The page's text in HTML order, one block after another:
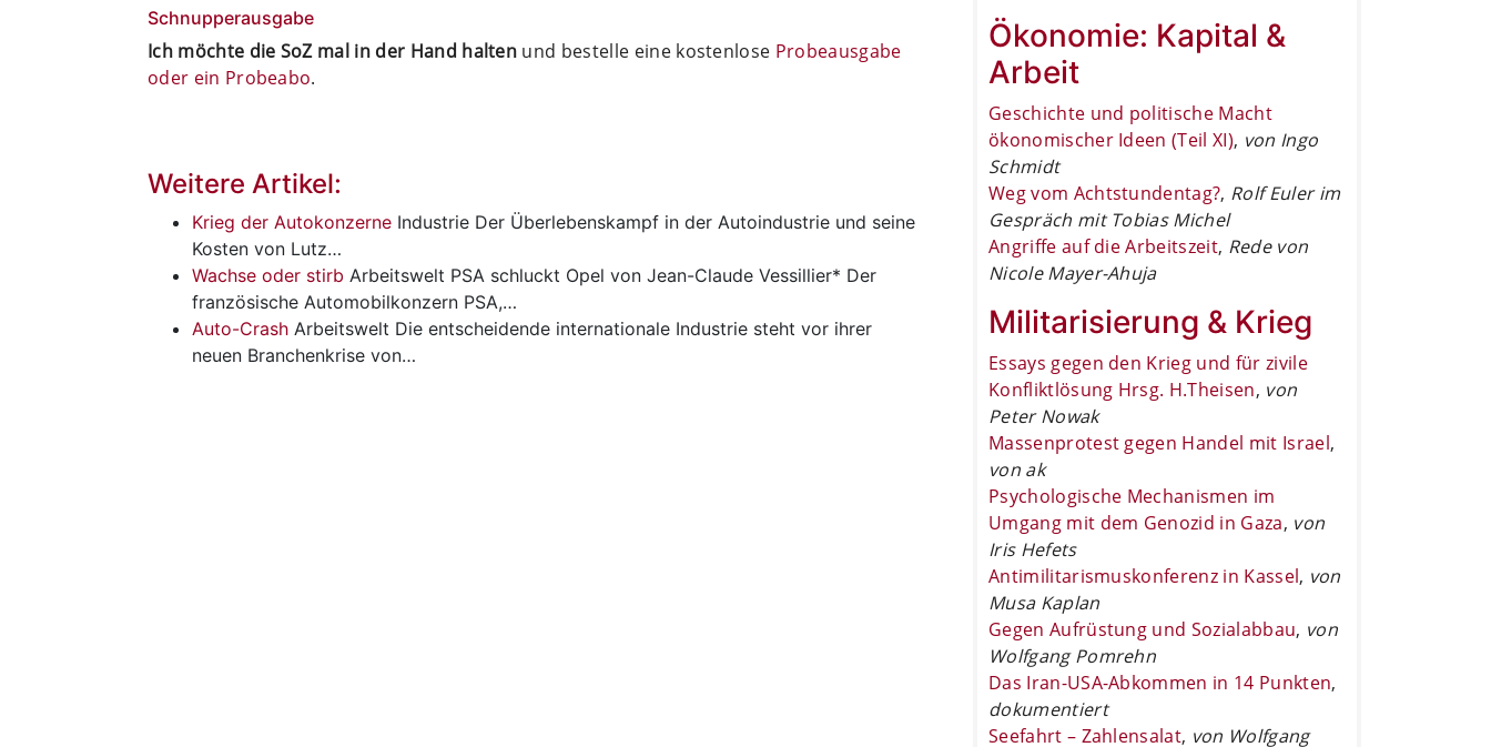
Schnupperausgabe
Ich möchte die SoZ mal in der Hand halten und bestelle eine kostenlose Probeausgabe
oder ein Probeabo.
Weitere Artikel:
Krieg der Autokonzerne Industrie Der Überlebenskampf in der Autoindustrie und seine
Kosten von Lutz…
Wachse oder stirb Arbeitswelt PSA schluckt Opel von Jean-Claude Vessillier* Der
französische Automobilkonzern PSA,…
Auto-Crash Arbeitswelt Die entscheidende internationale Industrie steht vor ihrer
neuen Branchenkrise von…
Ökonomie: Kapital &
Arbeit
Geschichte und politische Macht
ökonomischer Ideen (Teil XI), von Ingo
Schmidt
Weg vom Achtstundentag?, Rolf Euler im
Gespräch mit Tobias Michel
Angriffe auf die Arbeitszeit, Rede von
Nicole Mayer-Ahuja
Militarisierung & Krieg
Essays gegen den Krieg und für zivile
Konfliktlösung Hrsg. H.Theisen, von
Peter Nowak
Massenprotest gegen Handel mit Israel,
von ak
Psychologische Mechanismen im
Umgang mit dem Genozid in Gaza, von
Iris Hefets
Antimilitarismuskonferenz in Kassel, von
Musa Kaplan
Gegen Aufrüstung und Sozialabbau, von
Wolfgang Pomrehn
Das Iran-USA-Abkommen in 14 Punkten,
dokumentiert
Seefahrt – Zahlensalat, von Wolfgang